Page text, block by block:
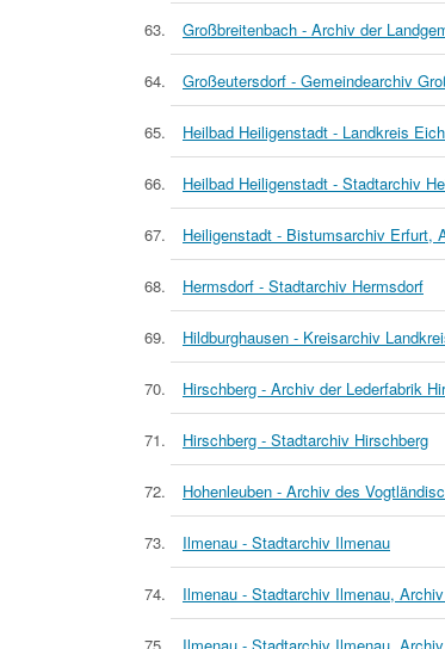
Großbreitenbach - Archiv der
Großeutersdorf - Gemeindearchiv
Heilbad Heiligenstadt - Landkreis
Heilbad Heiligenstadt - Stadtarchiv
Heiligenstadt - Bistumsarchiv Erfurt,
Hermsdorf - Stadtarchiv Hermsdorf
Hildburghausen - Kreisarchiv
Hirschberg - Archiv der Lederfabrik
Hirschberg - Stadtarchiv Hirschberg
Hohenleuben - Archiv des
Ilmenau - Stadtarchiv Ilmenau
Ilmenau - Stadtarchiv Ilmenau,